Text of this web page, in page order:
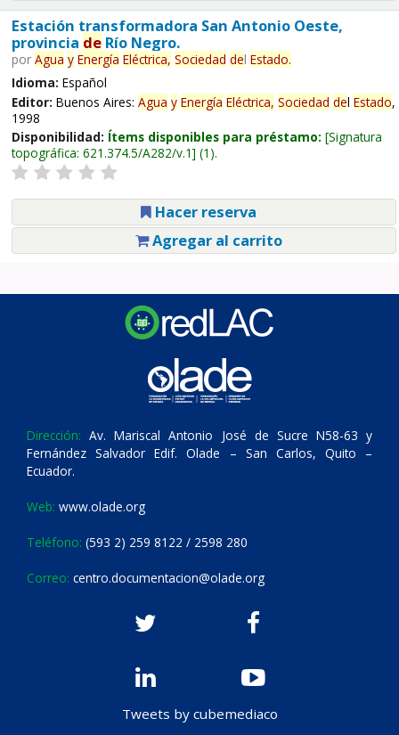
Estación transformadora San Antonio Oeste,
provincia deRío Negro.
por Agua y Energía Eléctrica, Sociedad del Estado.
Idioma: Español
Editor: Buenos Aires: Agua y Energía Eléctrica, Sociedad del Estado,
1998
Disponibilidad: Ítems disponibles para préstamo: Signatura
topográfica: 621.374.5/A282/v.1 (1).
Hacer reserva
Agregar al carrito
Dirección: Av. Mariscal Antonio José de Sucre N58-63 y
Fernández Salvador Edif. Olade – San Carlos, Quito –
Ecuador.
Web: www.olade.org
Teléfono: (593 2) 259 8122 / 2598 280
Correo: centro.documentacion@olade.org
Tweets by cubemediaco